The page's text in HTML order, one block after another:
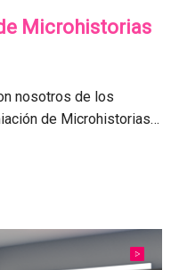
Microhistorias
nosotros de los
de Microhistorias…